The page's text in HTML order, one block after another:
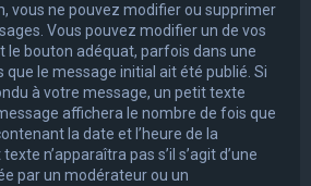
vous ne pouvez modifier ou supprimer
Vous pouvez modifier un de vos
le bouton adéquat, parfois dans une
que le message initial ait été publié. Si
à votre message, un petit texte
affichera le nombre de fois que
la date et l’heure de la
n’apparaîtra pas s’il s’agit d’une
par un modérateur ou un